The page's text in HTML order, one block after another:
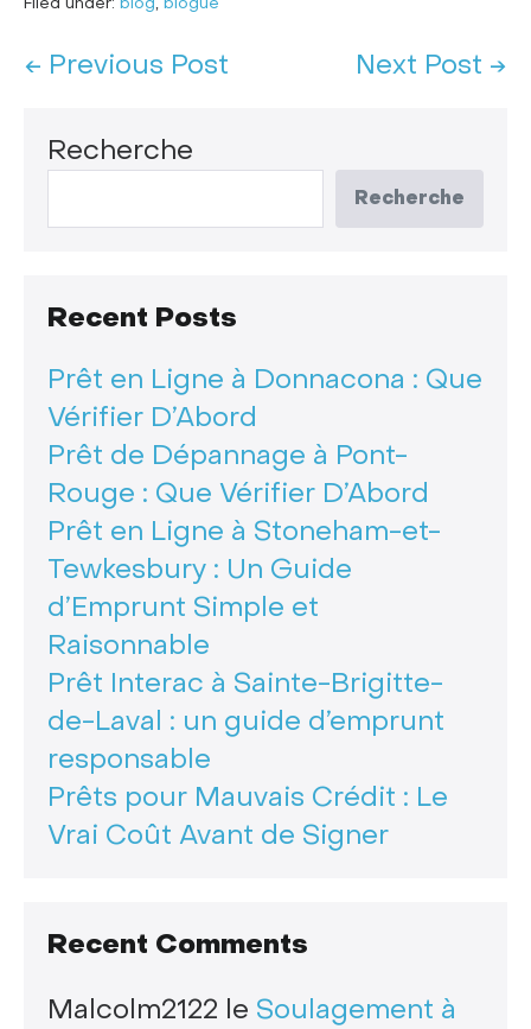
← Previous Post Next Post →
Recherche
Recherche
Recent Posts
Prêt en Ligne à Donnacona : Que
Vérifier D’Abord
Prêt de Dépannage à Pont-
Rouge : Que Vérifier D’Abord
Prêt en Ligne à Stoneham-et-
Tewkesbury : Un Guide
d’Emprunt Simple et
Raisonnable
Prêt Interac à Sainte-Brigitte-
de-Laval : un guide d’emprunt
responsable
Prêts pour Mauvais Crédit : Le
Vrai Coût Avant de Signer
Recent Comments
Malcolm2122 le Soulagement à